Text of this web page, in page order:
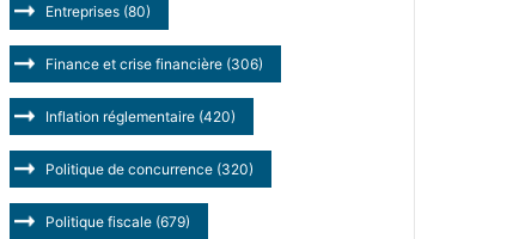
Entreprises (80)
Finance et crise financière (306)
Inflation réglementaire (420)
Politique de concurrence (320)
Politique fiscale (679)